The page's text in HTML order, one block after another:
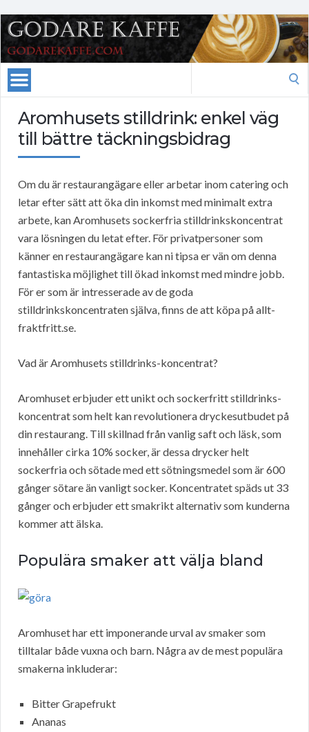
Aromhusets stilldrink: enkel väg
till bättre täckningsbidrag
Om du är restaurangägare eller arbetar inom catering och
letar efter sätt att öka din inkomst med minimalt extra
arbete, kan Aromhusets sockerfria stilldrinkskoncentrat
vara lösningen du letat efter. För privatpersoner som
känner en restaurangägare kan ni tipsa er vän om denna
fantastiska möjlighet till ökad inkomst med mindre jobb.
För er som är intresserade av de goda
stilldrinkskoncentraten själva, finns de att köpa på allt-
fraktfritt.se.
Vad är Aromhusets stilldrinks-koncentrat?
Aromhuset erbjuder ett unikt och sockerfritt stilldrinks-
koncentrat som helt kan revolutionera dryckesutbudet på
din restaurang. Till skillnad från vanlig saft och läsk, som
innehåller cirka 10% socker, är dessa drycker helt
sockerfria och sötade med ett sötningsmedel som är 600
gånger sötare än vanligt socker. Koncentratet späds ut 33
gånger och erbjuder ett smakrikt alternativ som kunderna
kommer att älska.
Populära smaker att välja bland
Aromhuset har ett imponerande urval av smaker som
tilltalar både vuxna och barn. Några av de mest populära
smakerna inkluderar:
Bitter Grapefrukt
Ananas